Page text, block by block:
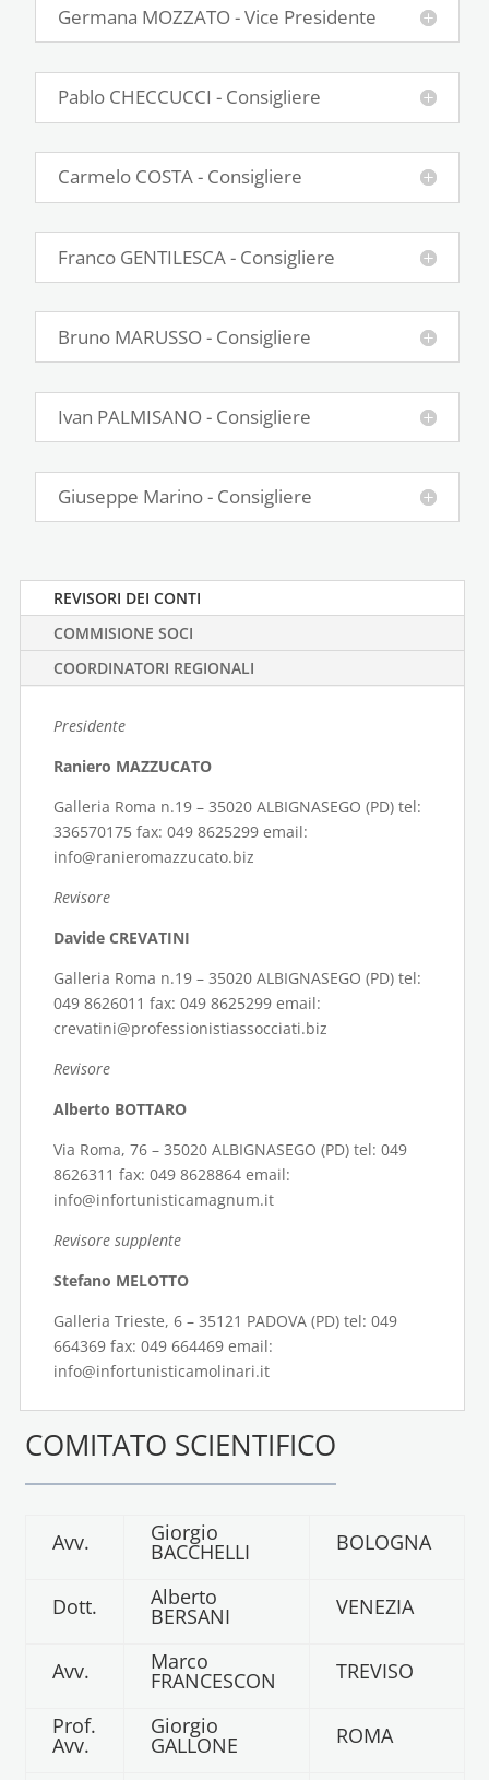
Germana MOZZATO - Vice Presidente
Pablo CHECCUCCI - Consigliere
Carmelo COSTA - Consigliere
Franco GENTILESCA - Consigliere
Bruno MARUSSO - Consigliere
Ivan PALMISANO - Consigliere
Giuseppe Marino - Consigliere
REVISORI DEI CONTI
COMMISIONE SOCI
COORDINATORI REGIONALI
Presidente
Raniero MAZZUCATO
Galleria Roma n.19 – 35020 ALBIGNASEGO (PD) tel:
336570175 fax: 049 8625299 email:
info@ranieromazzucato.biz
Revisore
Davide CREVATINI
Galleria Roma n.19 – 35020 ALBIGNASEGO (PD) tel:
049 8626011 fax: 049 8625299 email:
crevatini@professionistiassocciati.biz
Revisore
Alberto BOTTARO
Via Roma, 76 – 35020 ALBIGNASEGO (PD) tel: 049
8626311 fax: 049 8628864 email:
info@infortunisticamagnum.it
Revisore supplente
Stefano MELOTTO
Galleria Trieste, 6 – 35121 PADOVA (PD) tel: 049
664369 fax: 049 664469 email:
info@infortunisticamolinari.it
COMITATO SCIENTIFICO
Avv. Giorgio
BACCHELLI BOLOGNA
Dott. Alberto
BERSANI VENEZIA
Avv. Marco
FRANCESCON TREVISO
Prof.
Avv.
Giorgio
GALLONE ROMA